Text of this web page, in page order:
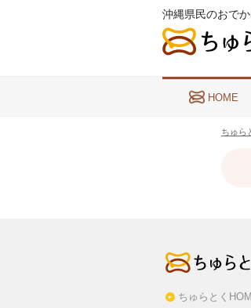
沖縄県民のおで
HOME
ちゅら
ちゅらとく